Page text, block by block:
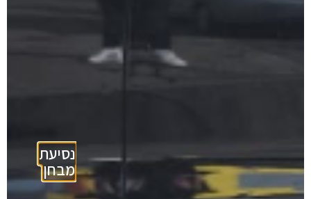
נסיעת
מבחן